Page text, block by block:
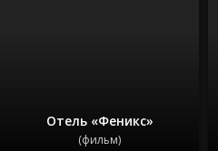
Отель «Феникс»
(фильм)